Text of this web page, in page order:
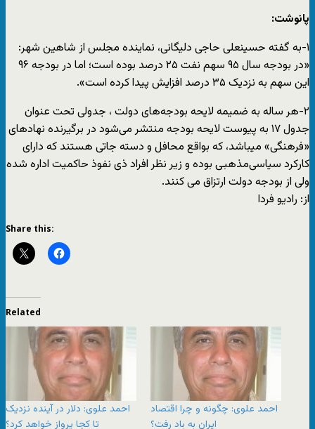
پانوشت:
۱-به گفته حسینعلی حاجی دلیگانی، نماینده مجلس از شاهین شهر:
«در بودجه سال ۹۵ سهم نفت ۲۵ درصد بوده است؛ اما در بودجه ۹۶
این سهم به نزدیک ۳۵ درصد افزایش پیدا کرده است».
۲-هر ساله به ضمیمه لایحه بودجه‌های دولت ، جدولی تحت عنوان
جدول ۱۷ به پیوست لایحه بودجه منتشر می‌شود در برگیرنده نهادهای
«فرهنگی» میباشد، که بواقع محافل و دسته جاتی هستند که دارای
کارکرد سیاسی‌مذهبی بوده و زیر نظر افراد ذی نفوذ حاکمیت اداره شده
ولی از بودجه دولت ارتزاق می کنند.
از: رادیو فردا
Share this:
Related
احمد علوی: دلار در آینده نزدیک
تا کجا پرواز خواهد کرد؟
احمد علوی: چگونه و چرا اقتصاد
ایران به باد رفت؟